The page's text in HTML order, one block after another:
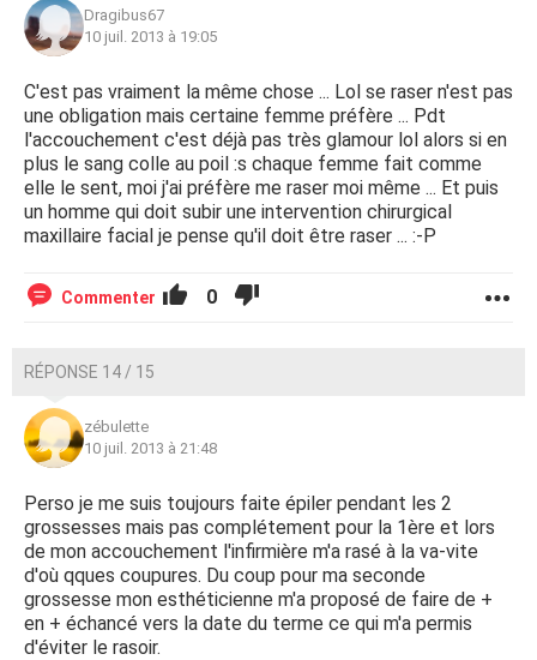
Dragibus67
10 juil. 2013 à 19:05
C'est pas vraiment la même chose ... Lol se raser n'est pas
une obligation mais certaine femme préfère ... Pdt
l'accouchement c'est déjà pas très glamour lol alors si en
plus le sang colle au poil :s chaque femme fait comme
elle le sent, moi j'ai préfère me raser moi même ... Et puis
un homme qui doit subir une intervention chirurgical
maxillaire facial je pense qu'il doit être raser ... :-P
Commenter 0
RÉPONSE 14 / 15
zébulette
10 juil. 2013 à 21:48
Perso je me suis toujours faite épiler pendant les 2
grossesses mais pas complétement pour la 1ère et lors
de mon accouchement l'infirmière m'a rasé à la va-vite
d'où qques coupures. Du coup pour ma seconde
grossesse mon esthéticienne m'a proposé de faire de +
en + échancé vers la date du terme ce qui m'a permis
d'éviter le rasoir.